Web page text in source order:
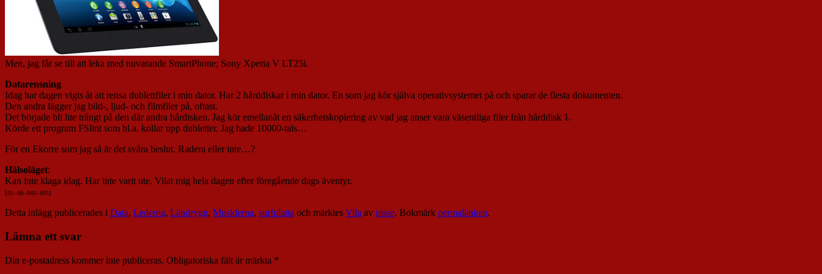
Men, jag får se till att leka med nuvarande SmartPhone; Sony Xperia V LT25i.
Datarensning
Idag har dagen vigts åt att rensa dublettfiler i min dator. Har 2 hårddiskar i min dator. En som jag kör själva operativsystemet på och sparar de flesta dokumenten.
Den andra lägger jag bild-, ljud- och filmfiler på, oftast.
Det började bli lite trångt på den där andra hårdisken. Jag kör emellanåt en säkerhetskopiering av vad jag anser vara väsentliga filer från hårddisk 1.
Körde ett program FSlint som bl.a. kollar upp dubletter. Jag hade 10000-tals…
För en Ekorre som jag så är det svåra beslut. Radera eller inte…?
Hälsoläget:
Kan inte klaga idag. Har inte varit ute. Vilat mig hela dagen efter föregående dags äventyr.
01–08–045–005]
Detta inlägg publicerades i Data, Lederna, Ländrygg, Musklerna, surfplatta och märktes Vila av nisse. Bokmärk permalänken.
Lämna ett svar
Din e-postadress kommer inte publiceras. Obligatoriska fält är märkta *